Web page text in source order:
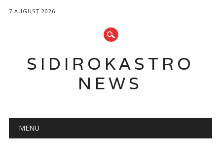
7 AUGUST 2026
SIDIROKASTRO
NEWS
Main menu
MENU